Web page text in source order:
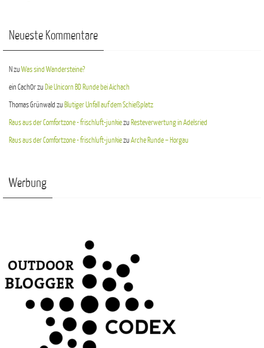
Neueste Kommentare
Nzu Was sind Wandersteine?
ein Cach0rzu Die Unicorn BD Runde bei Aichach
Thomas Grünwald zu Blutiger Unfall auf dem Schießplatz
Raus aus der Comfortzone - frischluft-junkiezu Resteverwertung in Adelsried
Raus aus der Comfortzone - frischluft-junkiezu Arche Runde – Horgau
Werbung